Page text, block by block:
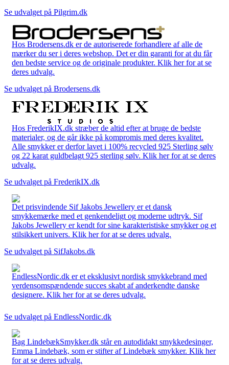
Se udvalget på Pilgrim.dk
Hos Brodersens.dk er de autoriserede forhandlere af alle de
mærker du ser i deres webshop. Det er din garanti for at du får
den bedste service og de originale produkter. Klik her for at se
deres udvalg.
Se udvalget på Brodersens.dk
Hos FrederikIX.dk stræber de altid efter at bruge de bedste
materialer, og de går ikke på kompromis med deres kvalitet.
Alle smykker er derfor lavet i 100% recycled 925 Sterling sølv
og 22 karat guldbelagt 925 sterling sølv. Klik her for at se deres
udvalg.
Se udvalget på FrederikIX.dk
Det prisvindende Sif Jakobs Jewellery er et dansk
smykkemærke med et genkendeligt og moderne udtryk. Sif
Jakobs Jewellery er kendt for sine karakteristiske smykker og et
stilsikkert univers. Klik her for at se deres udvalg.
Se udvalget på SifJakobs.dk
EndlessNordic.dk er et eksklusivt nordisk smykkebrand med
verdensomspændende succes skabt af anderkendte danske
designere. Klik her for at se deres udvalg.
Se udvalget på EndlessNordic.dk
Bag LindebækSmykker.dk står en autodidakt smykkedesinger,
Emma Lindebæk, som er stifter af Lindebæk smykker. Klik her
for at se deres udvalg.